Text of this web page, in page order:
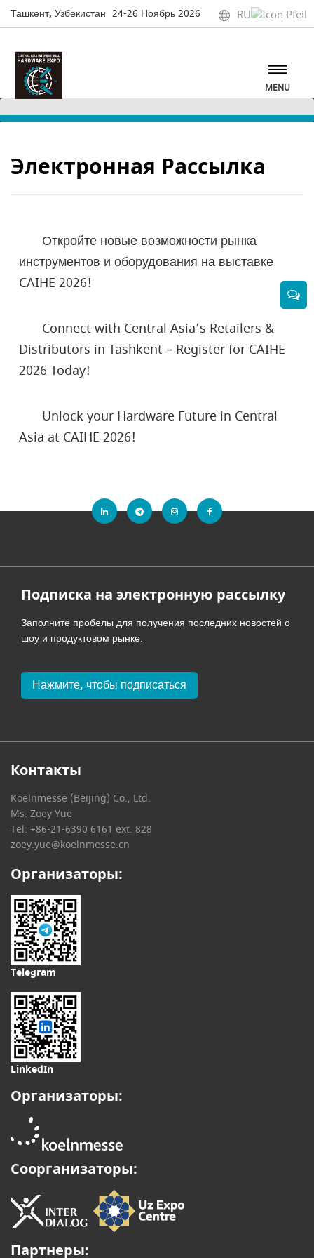
Ташкент, Узбекистан 24-26 Ноябрь 2026 RU
MENU
Электронная Рассылка
Откройте новые возможности рынка
инструментов и оборудования на выставке
CAIHE 2026!
Connect with Central Asia’s Retailers &
Distributors in Tashkent – Register for CAIHE
2026 Today!
Unlock your Hardware Future in Central
Asia at CAIHE 2026!
Подписка на электронную рассылку
Заполните пробелы для получения последних новостей о
шоу и продуктовом рынке.
Нажмите, чтобы подписаться
Контакты
Koelnmesse (Beijing) Co., Ltd.
Ms. Zoey Yue
Tel: +86-21-6390 6161 ext. 828
zoey.yue@koelnmesse.cn
Организаторы:
Telegram
LinkedIn
Организаторы:
Соорганизаторы:
Партнеры: